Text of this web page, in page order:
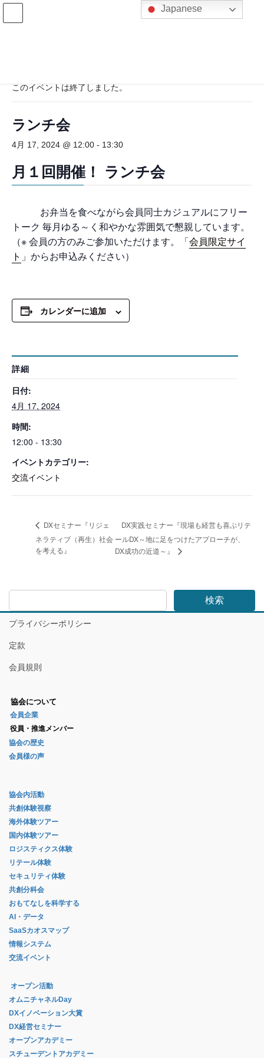
コ
ナ
このイベントは終了しました。
ランチ会
4月 17, 2024 @ 12:00 - 13:30
月１回開催！ ランチ会
お弁当を食べながら会員同士カジュアルにフリー
トーク 毎月ゆる～く和やかな雰囲気で懇親しています。
（※ 会員の方のみご参加いただけます。「会員限定サイ
ト 」からお申込みください）
カレンダーに追加
詳細
日付:
4月 17, 2024
時間:
12:00 - 13:30
イベントカテゴリー:
交流イベント
DXセミナー『リジェ
ネラティブ（再生）社会
を考える』
DX実践セミナー『現場も経営も喜ぶリテ
ールDX～地に足をつけたアプローチが、
DX成功の近道～』
検索
プライバシーポリシー
定款
会員規則
協会について
会員企業
役員・推進メンバー
協会の歴史
会員様の声
協会内活動
共創体験視察
海外体験ツアー
国内体験ツアー
ロジスティクス体験
リテール体験
セキュリティ体験
共創分科会
おもてなしを科学する
AI・データ
SaaSカオスマップ
情報システム
交流イベント
オープン活動
オムニチャネルDay
DXイノベーション大賞
DX経営セミナー
オープンアカデミー
スチューデントアカデミー
Japanese